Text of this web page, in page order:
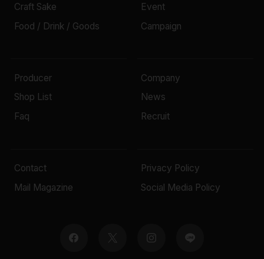
Craft Sake
Food / Drink / Goods
Event
Campaign
Producer
Shop List
Faq
Company
News
Recruit
Contact
Mail Magazine
Privacy Policy
Social Media Policy